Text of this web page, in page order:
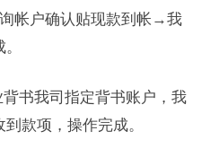
帐户确认贴现款到帐→我
书我司指定背书账户，我
款项，操作完成。